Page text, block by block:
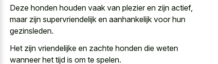
Deze honden houden vaak van plezier en zijn actief,
maar zijn supervriendelijk en aanhankelijk voor hun
gezinsleden.
Het zijn vriendelijke en zachte honden die weten
wanneer het tijd is om te spelen.